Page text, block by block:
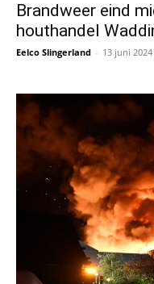
Brandweer eind
houthandel
Eelco Slingerland - 13 juni 2024